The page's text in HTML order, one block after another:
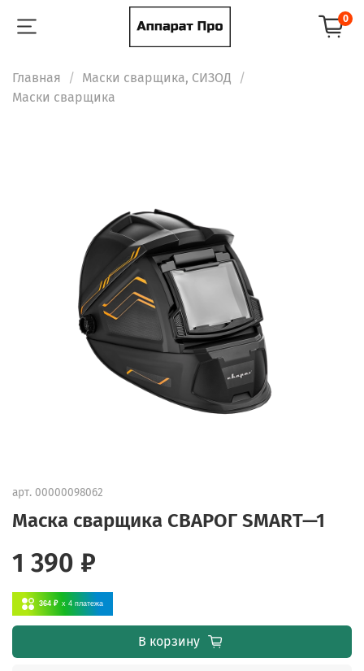
0
Главная
Маски сварщика, СИЗОД
Маски сварщика
арт. 00000098062
Маска сварщика СВАРОГ SMART—1
1 390 ₽
364 ₽ x 4 платежа
В корзину